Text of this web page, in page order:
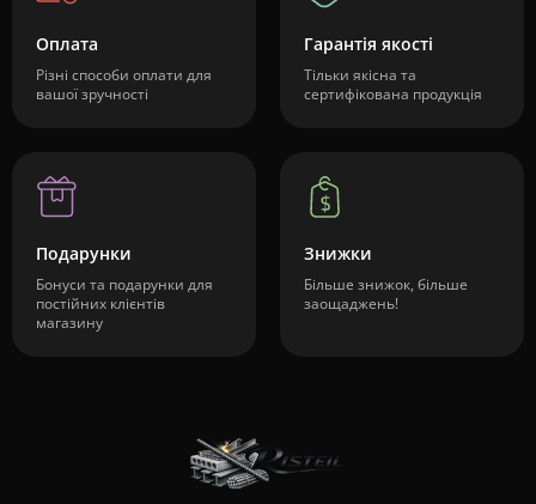
Оплата
Різні способи оплати для
вашої зручності
Гарантія якості
Тільки якісна та
сертифікована продукція
Подарунки
Бонуси та подарунки для
постійних клієнтів
магазину
Знижки
Більше знижок, більше
заощаджень!